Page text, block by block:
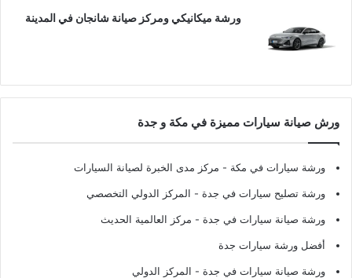
ورشة ميكانيكي ومركز صيانة شانجان في المدينة
ورش صيانة سيارات مميزة في مكة و جدة
ورشة سيارات في مكة - مركز مدى الخبرة لصيانة السيارات
ورشة تصليح سيارات في جدة - المركز الدولي التخصصي
ورشة صيانة سيارات في جدة - مركز العالمية الحديث
أفضل ورشة سيارات جدة
ورشة صيانة سيارات في جدة - المركز الدولي